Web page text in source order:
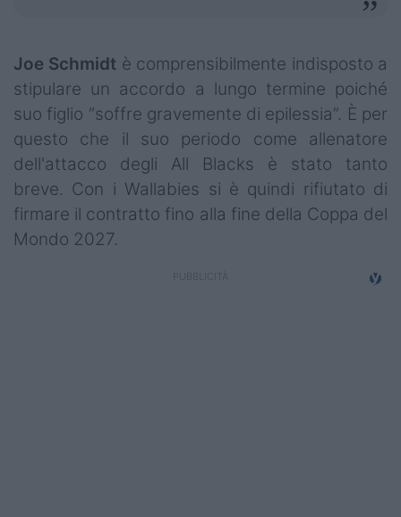
Joe Schmidt è comprensibilmente indisposto a
stipulare un accordo a lungo termine poiché
suo figlio “soffre gravemente di epilessia”. È per
questo che il suo periodo come allenatore
dell'attacco degli All Blacks è stato tanto
breve. Con i Wallabies si è quindi rifiutato di
firmare il contratto fino alla fine della Coppa del
Mondo 2027.